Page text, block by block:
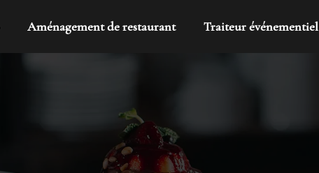
Aménagement de restaurant Traiteur événementiel